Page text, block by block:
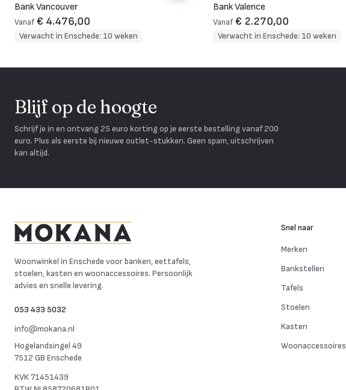
Bank Vancouver
Vanaf € 4.476,00
Verwacht in Enschede: 10 weken
Bank Valence
Vanaf € 2.270,00
Verwacht in Enschede: 10 weken
Blijf op de hoogte
Schrijf je in en ontvang 25 euro korting op je eerste bestelling vanaf 200
euro. Plus als eerste bij nieuwe outlet-stukken. Geen spam, uitschrijven
kan altijd.
Woonwinkel in Enschede voor banken, eettafels,
stoelen, kasten en woonaccessoires. Persoonlijk
advies en snelle levering.
053 433 5032
info@mokana.nl
Hogelandsingel 49
7512 GB Enschede
KVK71451439
Snel naar
Merken
Bankstellen
Tafels
Stoelen
Kasten
Woonaccessoires